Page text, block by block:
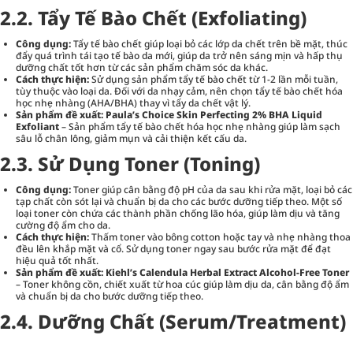
2.2. Tẩy Tế Bào Chết (Exfoliating)
Công dụng:Tẩy tế bào chết giúp loại bỏ các lớp da chết trên bề mặt, thúc
đẩy quá trình tái tạo tế bào da mới, giúp da trở nên sáng mịn và hấp thụ
dưỡng chất tốt hơn từ các sản phẩm chăm sóc da khác.
Cách thực hiện:Sử dụng sản phẩm tẩy tế bào chết từ 1-2 lần mỗi tuần,
tùy thuộc vào loại da. Đối với da nhạy cảm, nên chọn tẩy tế bào chết hóa
học nhẹ nhàng (AHA/BHA) thay vì tẩy da chết vật lý.
Sản phẩm đề xuất: Paula’s Choice Skin Perfecting 2% BHA Liquid
Exfoliant– Sản phẩm tẩy tế bào chết hóa học nhẹ nhàng giúp làm sạch
sâu lỗ chân lông, giảm mụn và cải thiện kết cấu da.
2.3. Sử Dụng Toner (Toning)
Công dụng:Toner giúp cân bằng độ pH của da sau khi rửa mặt, loại bỏ các
tạp chất còn sót lại và chuẩn bị da cho các bước dưỡng tiếp theo. Một số
loại toner còn chứa các thành phần chống lão hóa, giúp làm dịu và tăng
cường độ ẩm cho da.
Cách thực hiện:Thấm toner vào bông cotton hoặc tay và nhẹ nhàng thoa
đều lên khắp mặt và cổ. Sử dụng toner ngay sau bước rửa mặt để đạt
hiệu quả tốt nhất.
Sản phẩm đề xuất: Kiehl’s Calendula Herbal Extract Alcohol-Free Toner
– Toner không cồn, chiết xuất từ hoa cúc giúp làm dịu da, cân bằng độ ẩm
và chuẩn bị da cho bước dưỡng tiếp theo.
2.4. Dưỡng Chất (Serum/Treatment)